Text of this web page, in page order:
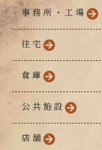
事務所・工場
住宅
倉庫
公共施設
店舗